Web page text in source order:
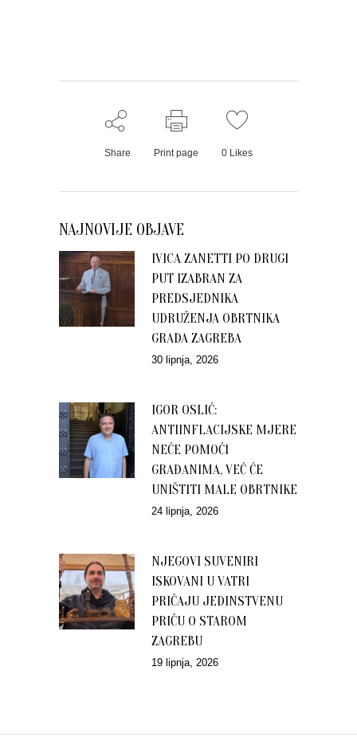
Share Print page 0 Likes
NAJNOVIJE OBJAVE
IVICA ZANETTI PO DRUGI
PUT IZABRAN ZA
PREDSJEDNIKA
UDRUŽENJA OBRTNIKA
GRADA ZAGREBA
30 lipnja, 2026
IGOR OSLIĆ:
ANTIINFLACIJSKE MJERE
NEĆE POMOĆI
GRAĐANIMA, VEĆ ĆE
UNIŠTITI MALE OBRTNIKE
24 lipnja, 2026
NJEGOVI SUVENIRI
ISKOVANI U VATRI
PRIČAJU JEDINSTVENU
PRIČU O STAROM
ZAGREBU
19 lipnja, 2026